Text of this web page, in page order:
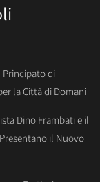
Principato di
la Città di Domani
Dino Frambati e il
il Nuovo